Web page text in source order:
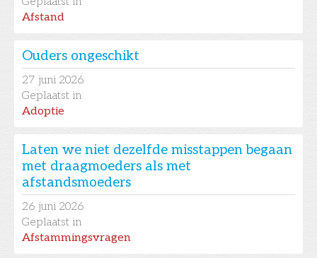
Afstand
Ouders ongeschikt
27 juni 2026
Geplaatst in
Adoptie
Laten we niet dezelfde misstappen begaan
met draagmoeders als met
afstandsmoeders
26 juni 2026
Geplaatst in
Afstammingsvragen